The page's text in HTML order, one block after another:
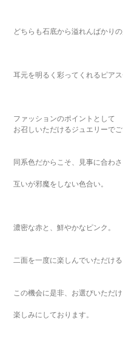
どちらも石底から溢れんばかり
耳元を明るく彩ってくれるピアス
ファッションのポイントとして
お召しいただけるジュエリーでご
同系色だからこそ、見事に合わさ
互いが邪魔をしない色合い。
濃密な赤と、鮮やかなピンク。
二面を一度に楽しんでいただけ
この機会に是非、お選びいただ
楽しみにしております。